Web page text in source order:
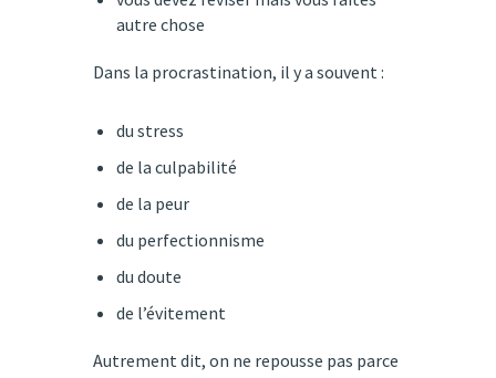
autre chose
Dans la procrastination, il y a souvent :
du stress
de la culpabilité
de la peur
du perfectionnisme
du doute
de l’évitement
Autrement dit, on ne repousse pas parce